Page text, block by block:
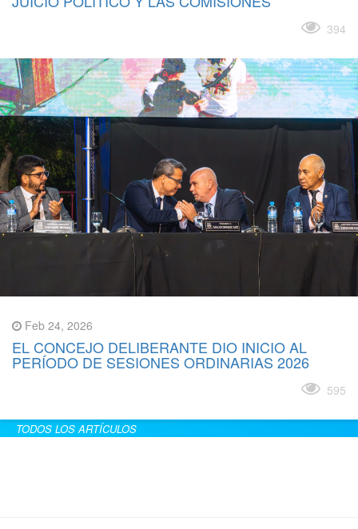
394
Feb 24, 2026
EL CONCEJO DELIBERANTE DIO INICIO AL
PERÍODO DE SESIONES ORDINARIAS 2026
595
TODOS LOS ARTÍCULOS